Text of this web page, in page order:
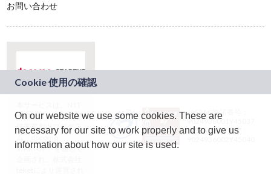
お問い合わせ
ドコモグループの新
規事業創出プログラ
ム「docomo
STARTUP」を通じて
JASRAC許諾番号：
9024936001Y45037
JASRAC許諾番号：
On our website we use some cookies. These are
necessary for our site to work properly and to give us
information about how our site is used.